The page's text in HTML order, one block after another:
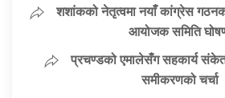
शशांकको नेतृत्वमा नयाँ कांग्रेस
आयोजक समिति
प्रचण्डको एमालेसँग सहकार्य
समीकरणको चर्चा